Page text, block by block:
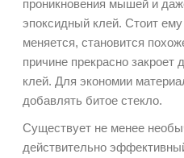
проникновения мышей и
эпоксидный клей. Стоит ему
меняется, становится
причине прекрасно
клей. Для экономии
добавлять битое стекло.
Существует не менее
действительно